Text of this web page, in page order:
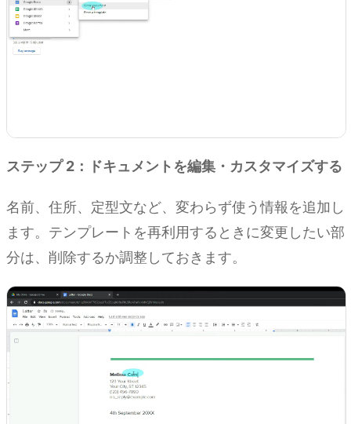
ステップ 2：ドキュメントを編集・カスタマイズする
名前、住所、定型文など、変わらず使う情報を追加し
ます。テンプレートを再利用するときに変更したい部
分は、削除するか調整しておきます。